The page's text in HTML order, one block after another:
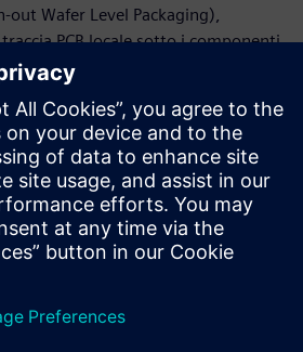
out Wafer Level Packaging),
PCB locale sotto i componenti
DIGITAL INDUSTRIES SOFTWARE
per Simcenter Flotherm